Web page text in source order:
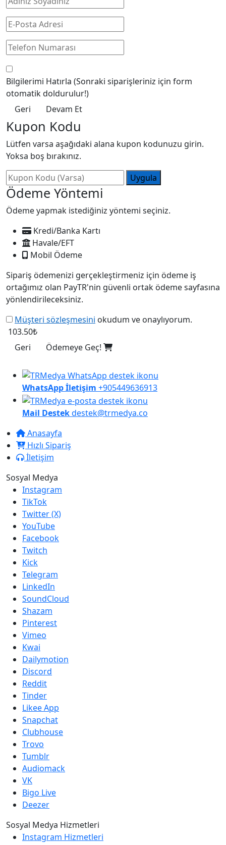
Bilgilerimi Hatırla (Sonraki siparişleriniz için form
otomatik doldurulur!)
Geri
Devam Et
Kupon Kodu
Lütfen varsa aşağıdaki alana kupon kodunuzu girin.
Yoksa boş bırakınız.
Uygula
Ödeme Yöntemi
Ödeme yapmak istediğiniz yöntemi seçiniz.
Kredi/Banka Kartı
Havale/EFT
Mobil Ödeme
Sipariş ödemenizi gerçekleştirmeniz için ödeme iş
ortağımız olan PayTR'nin güvenli ortak ödeme sayfasına
yönlendirileceksiniz.
Müşteri sözleşmesini okudum ve onaylıyorum.
103.50₺
Geri
Ödemeye Geç!
WhatsApp İletişim +905449636913
Mail Destekdestek@trmedya.co
Anasayfa
Hızlı Sipariş
İletişim
Sosyal Medya
Instagram
TikTok
Twitter (X)
YouTube
Facebook
Twitch
Kick
Telegram
LinkedIn
SoundCloud
Shazam
Pinterest
Vimeo
Kwai
Dailymotion
Discord
Reddit
Tinder
Likee App
Snapchat
Clubhouse
Trovo
Tumblr
Audiomack
VK
Bigo Live
Deezer
Sosyal Medya Hizmetleri
Instagram Hizmetleri